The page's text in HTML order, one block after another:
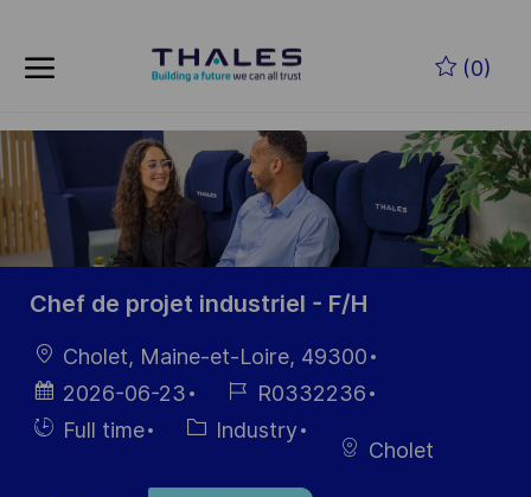
(0)
-
Chef de projet industriel - F/H
LocationCholet, Maine-et-Loire, 49300
Posted
Date
2026-06-23
Job
Id
R0332236
HiringFull time Category
Industry
Cholet